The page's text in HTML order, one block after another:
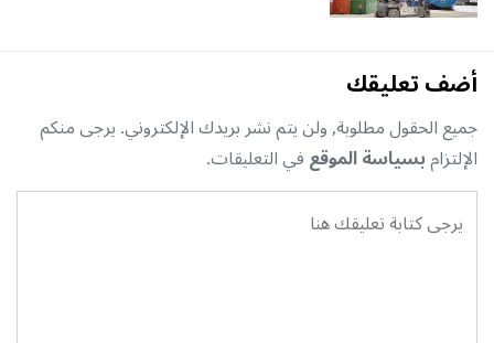
أضف تعليقك
جميع الحقول مطلوبة, ولن يتم نشر بريدك الإلكتروني. يرجى منكم
الإلتزامبسياسة الموقعفي التعليقات.